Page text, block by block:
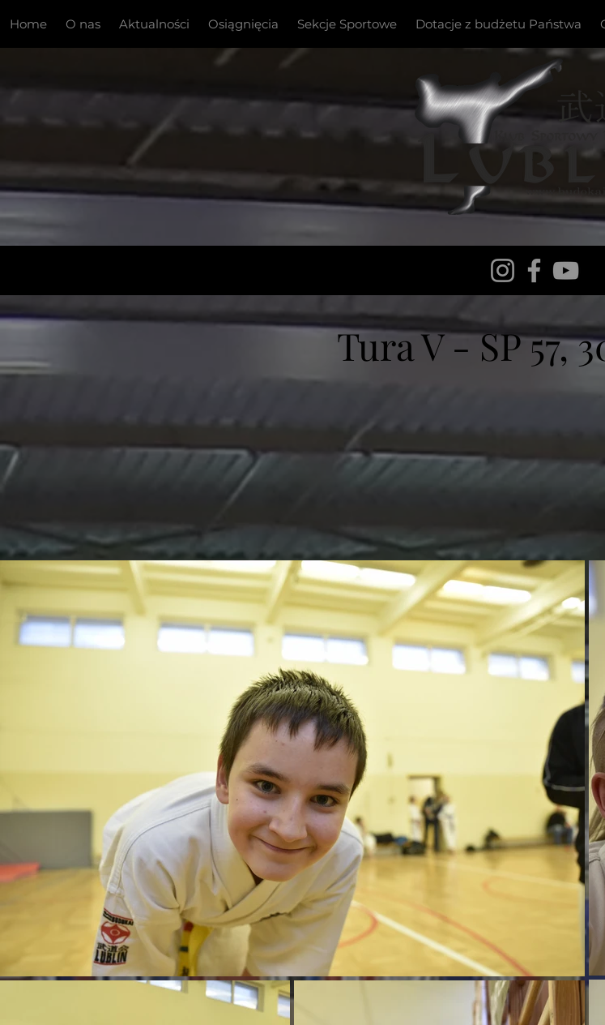
Home O nas Aktualności Osiągnięcia Sekcje Sportowe Dotacje z budżetu Państwa
Tura V - SP 57,